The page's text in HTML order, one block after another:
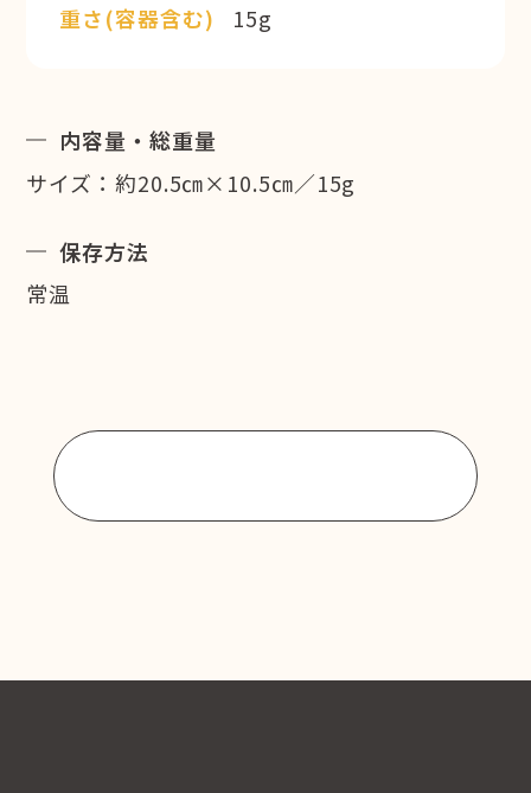
重さ(容器含む)
15g
内容量・総重量
サイズ：約20.5㎝×10.5㎝／15g
保存方法
常温